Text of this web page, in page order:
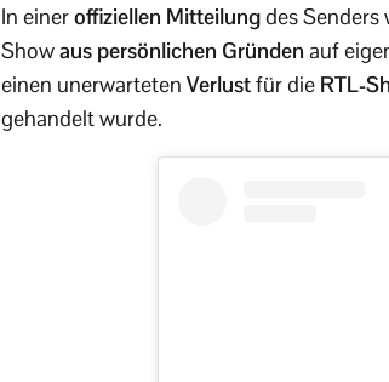
In eineroffiziellen Mitteilungdes Senders
Showaus persönlichen Gründen auf
einen unerwarteten Verlustfür die RTL-
gehandelt wurde.